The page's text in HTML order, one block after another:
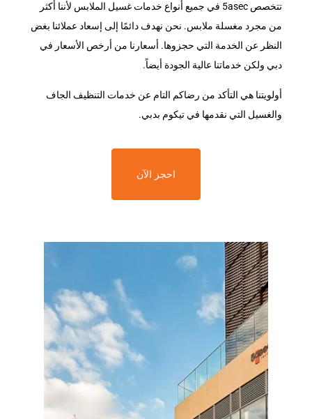
تتخصص 5asec في جميع أنواع خدمات غسيل الملابس لأننا أكثر
من مجرد مغسلة ملابس. نحن نهدف دائمًا إلى إسعاد عملائنا بغض
النظر عن الخدمة التي حجزوها. أسعارنا من أرخص الأسعار في
دبي ولكن خدماتنا عالية الجودة أيضاً.
أولويتنا هي التأكد من رضاكم التام عن خدمات التنظيف الجاف
والغسيل التي نقدمها في تيكوم بدبي.
احجز الآن